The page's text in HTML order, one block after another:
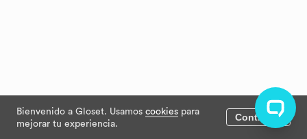
Bienvenido a Gloset. Usamos cookies para
mejorar tu experiencia.
Continuar